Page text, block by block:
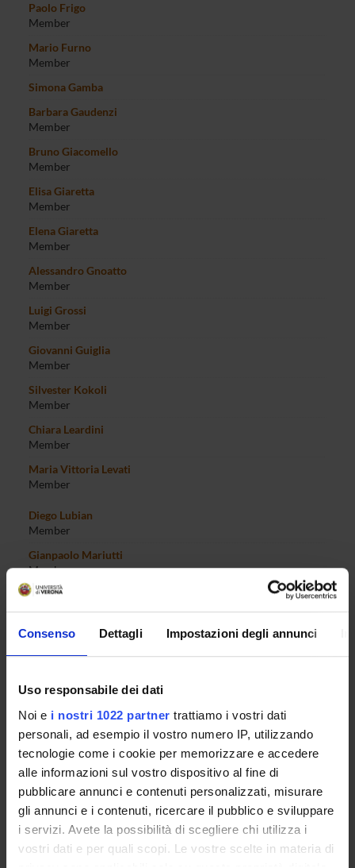
Consenso Dettagli Impostazioni degli annunci
Uso responsabile dei dati
Noi e i nostri 1022 partner trattiamo i vostri dati
personali, ad esempio il vostro numero IP, utilizzando
tecnologie come i cookie per memorizzare e accedere
alle informazioni sul vostro dispositivo al fine di
pubblicare annunci e contenuti personalizzati, misurare
gli annunci e i contenuti, ricercare il pubblico e sviluppare
i servizi. Avete la possibilità di scegliere chi utilizza i
vostri dati e per quali scopi. Le vostre scelte in materia di
Paolo Frigo
Member
Mario Furno
Member
Simona Gamba
Barbara Gaudenzi
Member
Bruno Giacomello
Member
Elisa Giaretta
Member
Elena Giaretta
Member
Alessandro Gnoatto
Member
Luigi Grossi
Member
Giovanni Guiglia
Member
Silvester Kokoli
Member
Chiara Leardini
Member
Maria Vittoria Levati
Member
Diego Lubian
Member
Gianpaolo Mariutti
Member
Martina Menon
Member
Marco Minozzo
Member
Sara Moggi
Member
Enrico Moretto
Member
Mauro Mussini
Member
Chiara Nardi
Member